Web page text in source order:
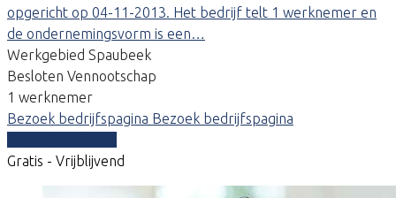
opgericht op 04-11-2013. Het bedrijf telt 1 werknemer en
de ondernemingsvorm is een…
Werkgebied Spaubeek
Besloten Vennootschap
1 werknemer
Bezoek bedrijfspagina Bezoek bedrijfspagina
Gratis - Vrijblijvend